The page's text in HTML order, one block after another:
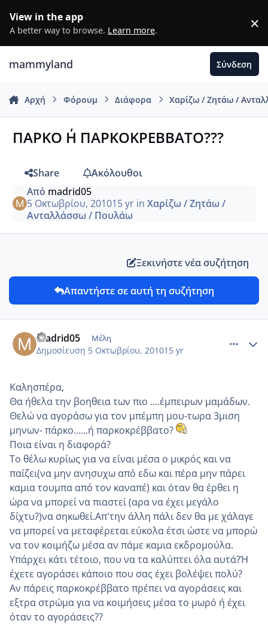
View in the app
A better way to browse. Learn more. ×
mammyland Σύνδεση
Αρχή Φόρουμ Διάφορα Χαρίζω / Ζητάω /
ΠΑΡΚΟ Η΄ ΠΑΡΚΟΚΡΕΒΒΑΤΟ???
Share
Ακόλουθοι
Από madrid05
5 Οκτωβρίου, 201015 yrin Χαρίζω / Ζητάω /
Ανταλλάσσω / Πουλάω
Ξεκινήστε νέα συζήτηση
Απαντήστε σε αυτή τη συζήτηση
madrid05 Μέλη
Δημοσίευση 5 Οκτωβρίου, 201015 yr
Καλησπέρα,
Θα ήθελα την βοηθεια των πιο ....έμπειρων μαμάδων.
Θελώ να αγοράσω για τον μπέμπη μου-τωρα 3μιση
μηνων- πάρκο......ή παρκοκρέββατο?
Ποια είναι η διαφορά?
Το θέλω κυρίως για να είναι μέσα ο μικρός και να
παίζει(να μην ανησυχω από εδω και πέρα μην πάρει
καμια τουμπα από τον καναπέ) και όταν θα έρθει η
ώρα να μπορεί να πιαστεί (αρα να έχει μεγάλο
δίχτυ?)να σηκωθεί.Απ'την άλλη πάλι δεν θα με χάλαγε
να μπορεί να μεταφέρεται εύκολα έτσι ώστε να μπορώ
να τον κοιμήζω μέσα αν πάμε καμια εκδρομούλα.
Υπάρχει κάτι τέτοιο, που να τα καλύπτει όλα αυτά?Ή
έχετε αγοράσει κάποιο που σας έχει βολέψει πολύ?
Αν πάρεις παρκοκρέββατο πρέπει να αγοράσεις και
εξτρα στρώμα για να κοιμήσεις μέσα το μωρό ή έχει
όταν το αγοράσεις??